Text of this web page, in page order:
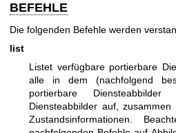
BEFEHLE
Die folgenden Befehle werden
list
Listet verfügbare portierbare
alle in dem (nachfolgend
portierbare Diensteabbilder
Diensteabbilder auf,
Zustandsinformationen.